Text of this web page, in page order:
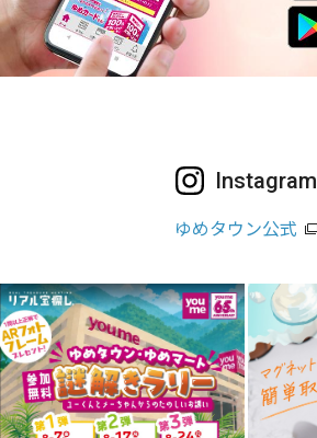
Instagram
ゆめタウン公式